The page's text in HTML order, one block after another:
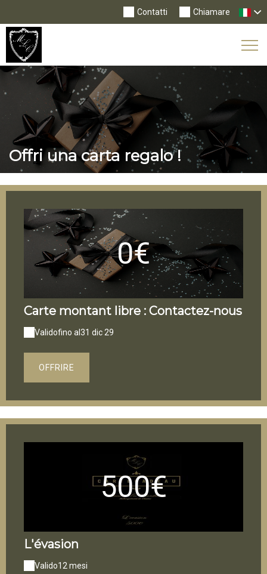
Chiamare
Contatti
Offri una carta regalo !
0€
Carte montant libre : Contactez-nous
Validofino al 31 dic 29
OFFRIRE
500€
L'évasion
Valido12 mesi